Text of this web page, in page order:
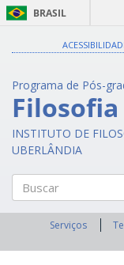
BRASIL
Programa de Pós-
Filosofia
INSTITUTO DE
UBERLÂNDIA
Buscar
Serviços